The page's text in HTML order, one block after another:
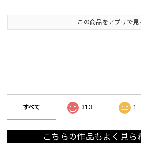
この商品をアプリで見
すべて 313 1
こちらの作品もよく見ら